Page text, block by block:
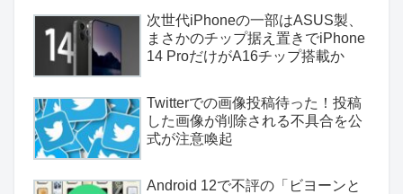
次世代iPhoneの一部はASUS製、
まさかのチップ据え置きでiPhone
14 ProだけがA16チップ搭載か
Twitterでの画像投稿待った！投稿
した画像が削除される不具合を公
式が注意喚起
Android 12で不評の「ビヨーンと